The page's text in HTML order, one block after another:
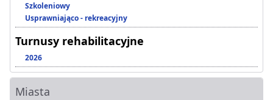
Szkoleniowy
Usprawniająco - rekreacyjny
Turnusy rehabilitacyjne
2026
Miasta